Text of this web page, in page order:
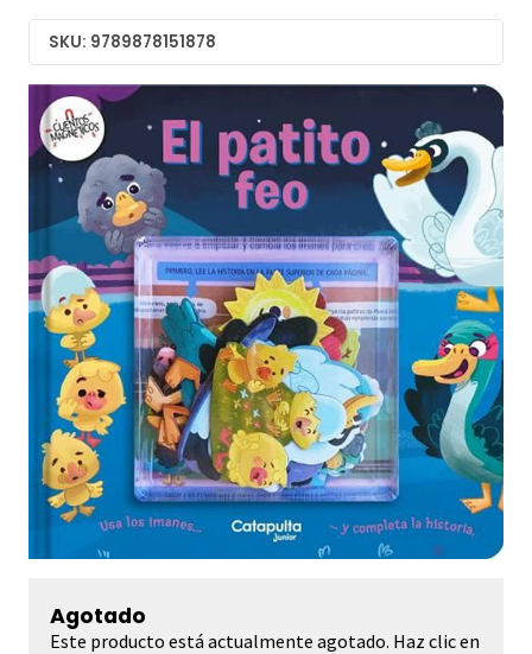
SKU: 9789878151878
Agotado
Este producto está actualmente agotado. Haz clic en